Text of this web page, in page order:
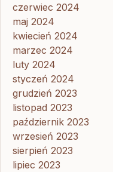
czerwiec 2024
maj 2024
kwiecień 2024
marzec 2024
luty 2024
styczeń 2024
grudzień 2023
listopad 2023
październik 2023
wrzesień 2023
sierpień 2023
lipiec 2023